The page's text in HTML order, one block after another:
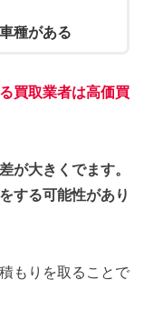
種がある
買取業者は高価買
が大きくでます。
する可能性があり
もりを取ることで